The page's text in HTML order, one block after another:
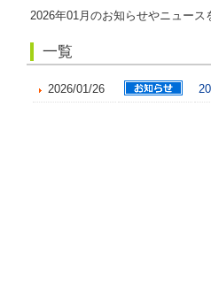
2026年01月のお知らせやニュース
一覧
2026/01/26